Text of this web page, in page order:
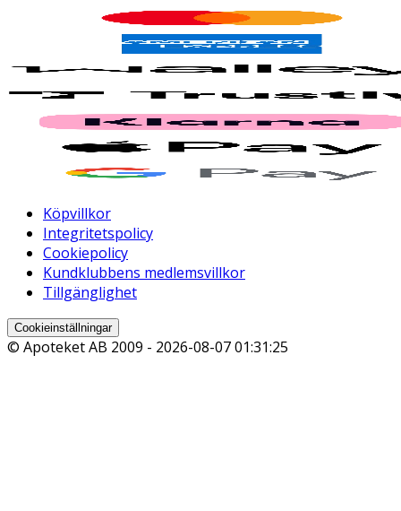
Köpvillkor
Integritetspolicy
Cookiepolicy
Kundklubbens medlemsvillkor
Tillgänglighet
Cookieinställningar
© Apoteket AB 2009 - 2026-08-07 01:31:25